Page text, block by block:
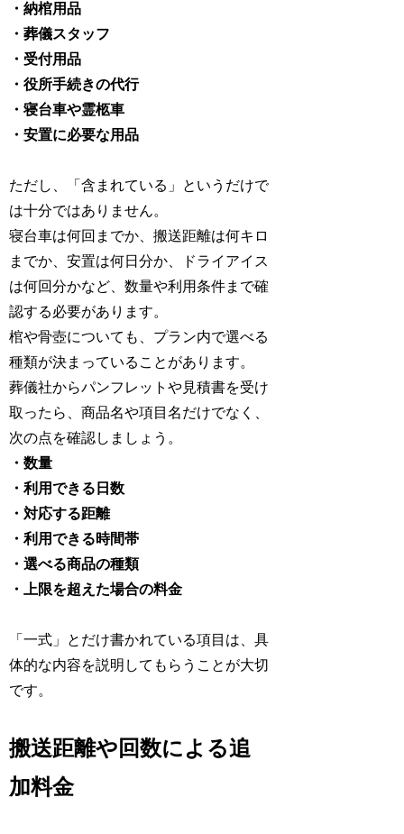
・納棺用品
・葬儀スタッフ
・受付用品
・役所手続きの代行
・寝台車や霊柩車
・安置に必要な用品
ただし、「含まれている」というだけで
は十分ではありません。
寝台車は何回までか、搬送距離は何キロ
までか、安置は何日分か、ドライアイス
は何回分かなど、数量や利用条件まで確
認する必要があります。
棺や骨壺についても、プラン内で選べる
種類が決まっていることがあります。
葬儀社からパンフレットや見積書を受け
取ったら、商品名や項目名だけでなく、
次の点を確認しましょう。
・数量
・利用できる日数
・対応する距離
・利用できる時間帯
・選べる商品の種類
・上限を超えた場合の料金
「一式」とだけ書かれている項目は、具
体的な内容を説明してもらうことが大切
です。
搬送距離や回数による追
加料金